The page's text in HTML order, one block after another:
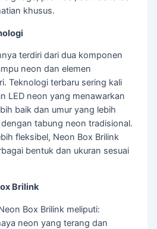
khusus.
terdiri dari dua komponen
neon dan elemen
Teknologi terbaru sering kali
LED neon yang menawarkan
baik dan umur yang lebih
tabung neon tradisional.
fleksibel, Neon Box Brilink
bentuk dan ukuran sesuai
Brilink
Box Brilink meliputi:
neon yang terang dan